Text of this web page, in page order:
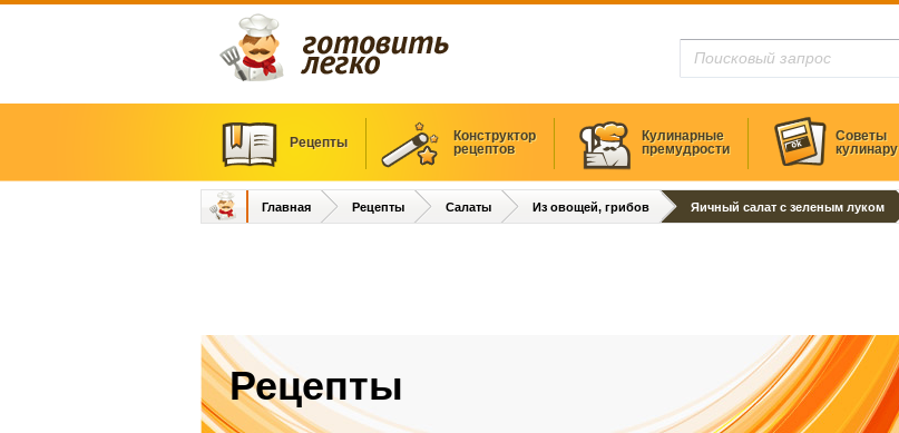
Рецепты
Конструктор
рецептов
Кулинарные
премудрости
Советы
кулинару
Главная Рецепты Салаты Из овощей, грибов Яичный салат с зеленым луком
Рецепты